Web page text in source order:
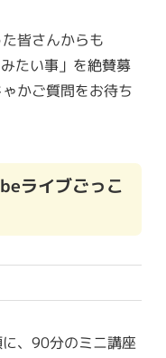
皆さんからも
たい事」を絶賛募
かご質問をお待ち
ライブごっこ
、90分のミニ講座